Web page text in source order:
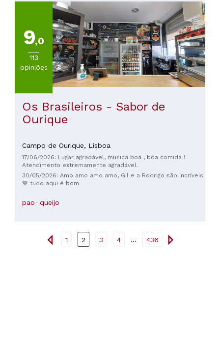
9,0
113
opiniões
Os Brasileiros - Sabor de
Ourique
Campo de Ourique, Lisboa
17/06/2026: Lugar agradável, musica boa , boa comida !
Atendimento extremamente agradável.
30/05/2026: Amo amo amo amo, Gil e a Rodrigo são incríveis
🤎 tudo aqui é bom
pao queijo
1 2 3 4 ... 436